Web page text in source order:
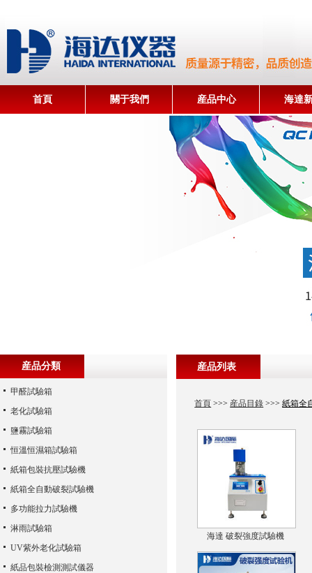
首頁 關于我們 産品中心 海達
産品分類
甲醛試驗箱
老化試驗箱
鹽霧試驗箱
恒溫恒濕箱試驗箱
紙箱包裝抗壓試驗機
紙箱全自動破裂試驗機
多功能拉力試驗機
淋雨試驗箱
UV紫外老化試驗箱
紙品包裝檢測測試儀器
産品列表
首頁 >>> 産品目錄 >>>紙箱全
海達 破裂強度試驗機